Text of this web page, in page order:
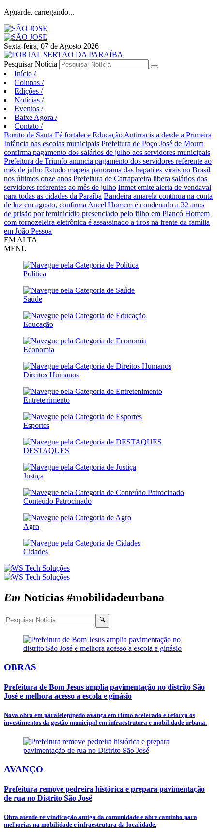
Aguarde, carregando...
Sexta-feira, 07 de Agosto 2026
Pesquisar Notícia
Início /
Colunas /
Edições /
Notícias /
Eventos /
Baixe Agora /
Contato /
Bonito de Santa Fé fortalece Educação Antirracista desde a Primeira
Infância nas escolas municipais Prefeitura de Poço José de Moura
confirma pagamento dos salários de julho aos servidores municipais
Prefeitura de Triunfo anuncia pagamento dos servidores referente ao
mês de julho Estudo mapeia panorama das hepatites virais no Brasil
nos últimos onze anos Prefeitura de Carrapateira libera salários dos
servidores referentes ao mês de julho Inmet emite alerta de vendaval
para todas as cidades da Paraíba Bandeira amarela continua na conta
de luz em agosto, confirma Aneel Homem é condenado a 32 anos
de prisão por feminicídio presenciado pelo filho em Piancó Homem
com tornozeleira eletrônica é assassinado a tiros na frente da família
em João Pessoa
EM ALTA
MENU
Política
Saúde
Educação
Economia
Direitos Humanos
Entretenimento
Esportes
DESTAQUES
Justiça
Conteúdo Patrocinado
Agro
Cidades
Em Notícias #mobilidadeurbana
🔍
OBRAS
Prefeitura de Bom Jesus amplia pavimentação no distrito São
José e melhora acesso a escola e ginásio
Nova obra em paralelepípedo avança em ritmo acelerado e reforça os
investimentos da gestão municipal em infraestrutura e mobilidade urbana.
AVANÇO
Prefeitura remove pedreira histórica e prepara pavimentação
de rua no Distrito São José
Obra atende reivindicação antiga da comunidade e abre caminho para
melhorias na mobilidade e infraestrutura da localidade.